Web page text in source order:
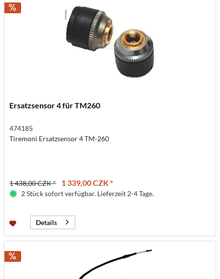
Ersatzsensor 4 für TM260
474185
Tiremoni Ersatzsensor 4 TM-260
1 438,00 CZK * 1 339,00 CZK *
2 Stück sofort verfügbar. Lieferzeit 2-4 Tage.
Details